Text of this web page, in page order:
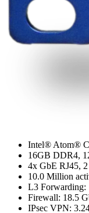
Intel® Atom®
16GB DDR4,
4x GbE RJ45,
10.0 Million
L3 Forwarding:
Firewall: 18.5
IPsec VPN: